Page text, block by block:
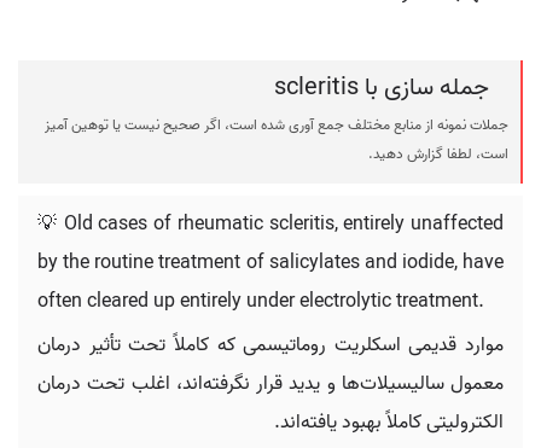
جمله سازی با scleritis
جملات نمونه از منابع مختلف جمع آوری شده است، اگر صحیح نیست یا توهین آمیز
است، لطفا گزارش دهید.
💡 Old cases of rheumatic scleritis, entirely unaffected
by the routine treatment of salicylates and iodide, have
often cleared up entirely under electrolytic treatment.
موارد قدیمی اسکلریت روماتیسمی که کاملاً تحت تأثیر درمان
معمول سالیسیلات‌ها و یدید قرار نگرفته‌اند، اغلب تحت درمان
الکترولیتی کاملاً بهبود یافته‌اند.